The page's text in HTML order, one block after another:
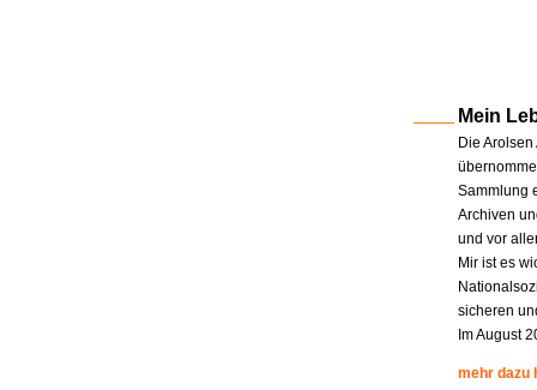
Mein
Die
Sammlung
Archiven
und vor
Mir ist es
sicheren
Im August
mehr dazu